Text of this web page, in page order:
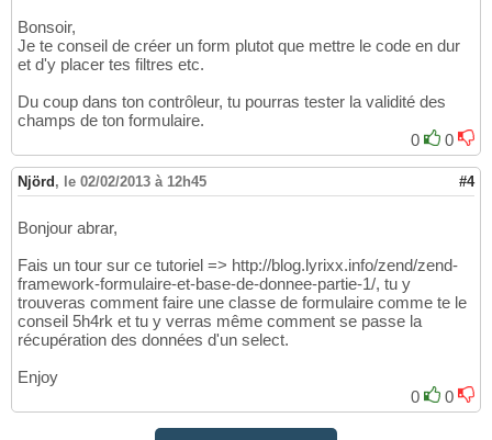
Bonsoir,
Je te conseil de créer un form plutot que mettre le code en dur
et d'y placer tes filtres etc.
Du coup dans ton contrôleur, tu pourras tester la validité des
champs de ton formulaire.
0
0
Njörd , le 02/02/2013 à 12h45 #4
Bonjour abrar,
Fais un tour sur ce tutoriel => http://blog.lyrixx.info/zend/zend-
framework-formulaire-et-base-de-donnee-partie-1/, tu y
trouveras comment faire une classe de formulaire comme te le
conseil 5h4rk et tu y verras même comment se passe la
récupération des données d'un select.
Enjoy
0
0